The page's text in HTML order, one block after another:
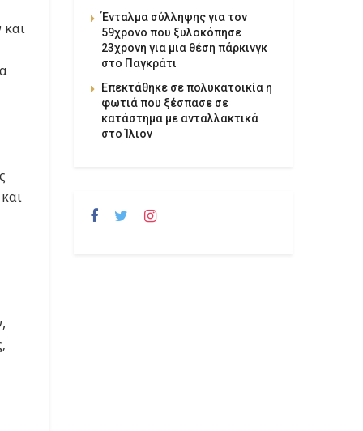
και
Ένταλμα σύλληψης για τον
59χρονο που ξυλοκόπησε
23χρονη για μια θέση πάρκινγκ
στο Παγκράτι
Επεκτάθηκε σε πολυκατοικία η
φωτιά που ξέσπασε σε
κατάστημα με ανταλλακτικά
στο Ίλιον